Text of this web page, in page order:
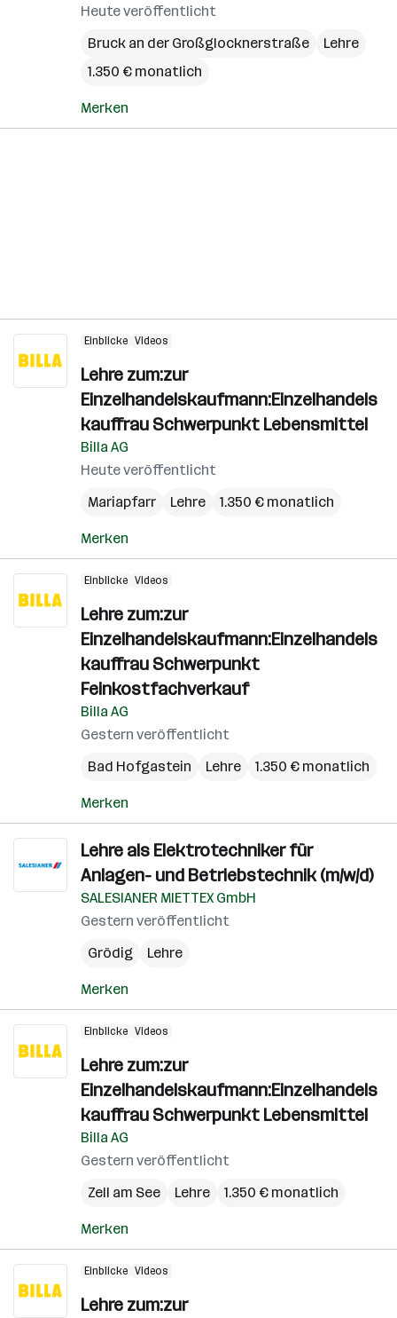
Heute veröffentlicht
Bruck an der Großglocknerstraße
Lehre
1.350 € monatlich
Merken
Einblicke Videos
Lehre zum:zur
Einzelhandelskaufmann:Einzelhandels
kauffrau Schwerpunkt Lebensmittel
Billa AG
Heute veröffentlicht
Mariapfarr
Lehre 1.350 € monatlich
Merken
Einblicke Videos
Lehre zum:zur
Einzelhandelskaufmann:Einzelhandels
kauffrau Schwerpunkt
Feinkostfachverkauf
Billa AG
Gestern veröffentlicht
Bad Hofgastein
Lehre 1.350 € monatlich
Merken
Lehre als Elektrotechniker für
Anlagen- und Betriebstechnik (m/w/d)
SALESIANER MIETTEX GmbH
Gestern veröffentlicht
Grödig
Lehre
Merken
Einblicke Videos
Lehre zum:zur
Einzelhandelskaufmann:Einzelhandels
kauffrau Schwerpunkt Lebensmittel
Billa AG
Gestern veröffentlicht
Zell am See
Lehre 1.350 € monatlich
Merken
Einblicke Videos
Lehre zum:zur